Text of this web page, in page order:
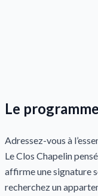
Le
Adressez-vous à
Le Clos Chapelin
affirme une signature
recherchez un